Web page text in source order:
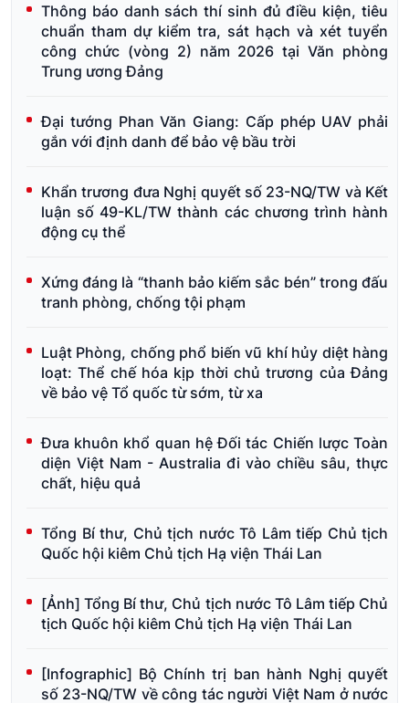
Thông báo danh sách thí sinh đủ điều kiện, tiêu
chuẩn tham dự kiểm tra, sát hạch và xét tuyển
công chức (vòng 2) năm 2026 tại Văn phòng
Trung ương Đảng
Đại tướng Phan Văn Giang: Cấp phép UAV phải
gắn với định danh để bảo vệ bầu trời
Khẩn trương đưa Nghị quyết số 23-NQ/TW và Kết
luận số 49-KL/TW thành các chương trình hành
động cụ thể
Xứng đáng là “thanh bảo kiếm sắc bén” trong đấu
tranh phòng, chống tội phạm
Luật Phòng, chống phổ biến vũ khí hủy diệt hàng
loạt: Thể chế hóa kịp thời chủ trương của Đảng
về bảo vệ Tổ quốc từ sớm, từ xa
Đưa khuôn khổ quan hệ Đối tác Chiến lược Toàn
diện Việt Nam - Australia đi vào chiều sâu, thực
chất, hiệu quả
Tổng Bí thư, Chủ tịch nước Tô Lâm tiếp Chủ tịch
Quốc hội kiêm Chủ tịch Hạ viện Thái Lan
[Ảnh] Tổng Bí thư, Chủ tịch nước Tô Lâm tiếp Chủ
tịch Quốc hội kiêm Chủ tịch Hạ viện Thái Lan
[Infographic] Bộ Chính trị ban hành Nghị quyết
số 23-NQ/TW về công tác người Việt Nam ở nước